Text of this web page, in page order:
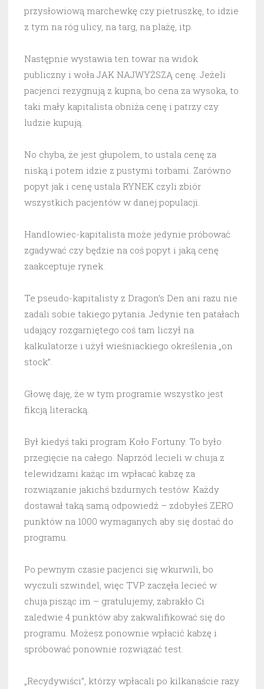
przysłowiową marchewkę czy pietruszkę, to idzie
z tym na róg ulicy, na targ, na plażę, itp.
Następnie wystawia ten towar na widok
publiczny i woła JAK NAJWYŻSZĄ cenę. Jeżeli
pacjenci rezygnują z kupna, bo cena za wysoka, to
taki mały kapitalista obniża cenę i patrzy czy
ludzie kupują.
No chyba, że jest głupolem, to ustala cenę za
niską i potem idzie z pustymi torbami. Zarówno
popyt jak i cenę ustala RYNEK czyli zbiór
wszystkich pacjentów w danej populacji.
Handlowiec-kapitalista może jedynie próbować
zgadywać czy będzie na coś popyt i jaką cenę
zaakceptuje rynek.
Te pseudo-kapitalisty z Dragon’s Den ani razu nie
zadali sobie takiego pytania. Jedynie ten patałach
udający rozgarniętego coś tam liczył na
kalkulatorze i użył wieśniackiego określenia „on
stock”.
Głowę daję, że w tym programie wszystko jest
fikcją literacką.
Był kiedyś taki program Koło Fortuny. To było
przegięcie na całego. Naprzód lecieli w chuja z
telewidzami każąc im wpłacać kabzę za
rozwiązanie jakichś bzdurnych testów. Każdy
dostawał taką samą odpowiedź – zdobyłeś ZERO
punktów na 1000 wymaganych aby się dostać do
programu.
Po pewnym czasie pacjenci się wkurwili, bo
wyczuli szwindel, więc TVP zaczęła lecieć w
chuja pisząc im – gratulujemy, zabrakło Ci
zaledwie 4 punktów aby zakwalifikować się do
programu. Możesz ponownie wpłacić kabzę i
spróbować ponownie rozwiązać test.
„Recydywiści”, którzy wpłacali po kilkanaście razy